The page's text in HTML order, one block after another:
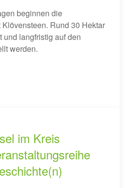
beginnen die
Rund 30 Hektar
und langfristig auf den
werden.
im Kreis